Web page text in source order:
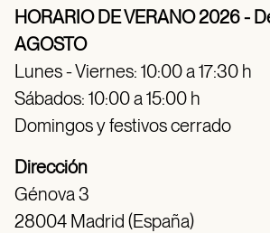
HORARIO DE VERANO 2026 -
AGOSTO
Lunes - Viernes: 10:00 a 17:30 h
Sábados: 10:00 a 15:00 h
Domingos y festivos cerrado
Dirección
Génova 3
28004 Madrid (España)